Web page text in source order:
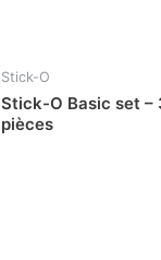
Stick-O
Stick-O Basic set –
pièces